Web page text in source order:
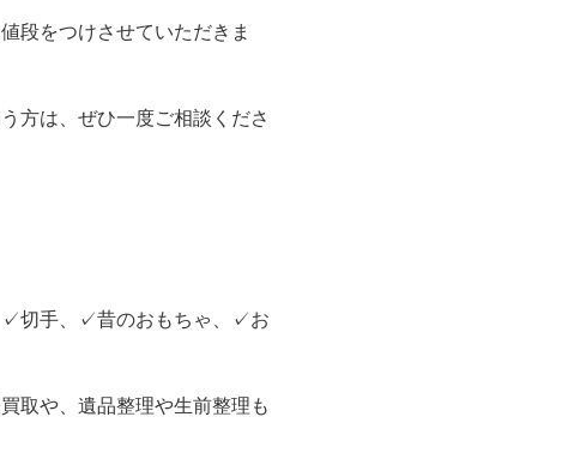
段をつけさせていただきま
方は、ぜひ一度ご相談くださ
切手、✓昔のおもちゃ、✓お
取や、遺品整理や生前整理も